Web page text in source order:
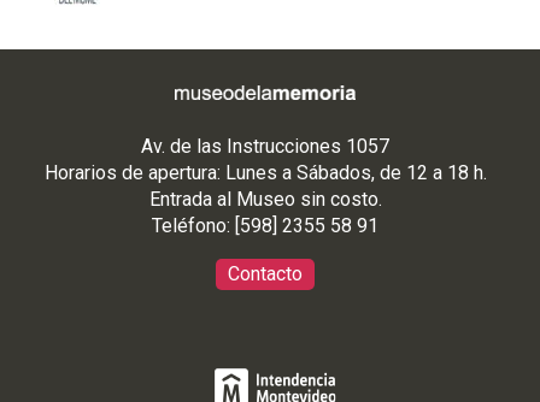
Av. de las Instrucciones 1057
Horarios de apertura: Lunes a Sábados, de 12 a 18 h.
Entrada al Museo sin costo.
Teléfono: [598] 2355 58 91
Contacto